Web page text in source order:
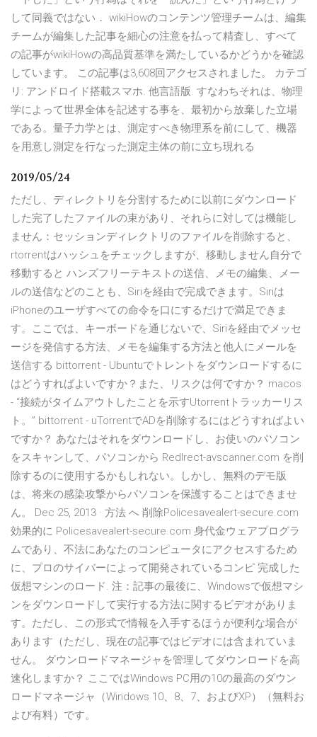
して同義ではない． wikiHowのコンテンツ管理チームは、編集
チームが編集した記事を細心の注意を払って精査し、すべて
の記事がwikiHowの高品質基準を満たしているかどうかを確認
しています。 この記事は3,608回アクセスされました。 カテゴ
リ: アンドロイド搭載スマホ. 他言語版. すなわちそれは、物理
学によって世界全体を記述する事を、最初から放棄した立場
である。量子力学とは、測定すべき物理系を前にして、機器
を用意し測定を行なった測定主体の前に立ち現れる
2019/05/24
ただし、ディレクトリを分割するために以前にダウンロード
した完了したファイルの束があり、それらに対しては機能し
ません：セッションディレクトリのファイルを削除すると、
rtorrentはハッシュをチェックしますが、移動しません自分で
移動すると ハンズフリーテキストの送信、メモの編集、メー
ルの送信などのことも、Siriを経由で完成できます。Siriは
iPhoneのユーザすべての命令を口にするだけで満足できま
す。ここでは、キーボードを通じないで、Siriを経由でメッセ
ージを発信する方法、メモを編集する方法と他人にメールを
送信する bittorrent - Ubuntuでトレントをダウンロードするに
はどうすればよいですか？また、リスクは何ですか？ macos
- “接続がタイムアウトしたことを示すUtorrentトラッカーリス
ト。” bittorrent - uTorrentでADを削除するにはどうすればよい
ですか？ あなたはそれをダウンロードし、お使いのパソコン
をスキャンして、パソコンから Redlrect-avscanner.com を削
除するのに使用するかもしれない。しかし、無料のデモ版
は、将来の感染攻撃からパソコンを保護することはできませ
ん。 Dec 25, 2013 · 方法 へ 削除Policesavealert-secure.com
効果的に Policesavealert-secure.com 身代金ウェアプログラ
ムであり、不法にあなたのコンピュータにアクセスするため
に、プロのサイバーによって開発されているコンピ 完成した
仮想マシンのロード. 注：記事の最後に、Windowsで仮想マシ
ンをダウンロードして実行する方法に関するビデオがありま
す。ただし、この形式で情報を入手するほうが便利な場合が
あります（ただし、現在の記事ではビデオには含まれていま
せん。 ダウンロードマネージャを管理してダウンロードを高
速化しますか？ ここではWindows PC用の10の最高のダウン
ロードマネージャ（Windows 10、8、7、およびXP）（無料お
よび有料）です。